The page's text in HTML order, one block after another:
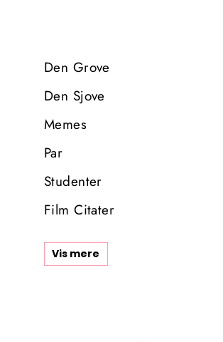
Den Grove
Den Sjove
Memes
Par
Studenter
Film Citater
Vis mere